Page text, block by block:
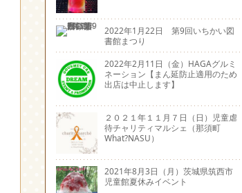
2022年1月22日 第9回いちかい図
書館まつり
2022年2月11日（金）HAGAグルミ
ネーション【まん延防止適用のため
出店は中止します】
２０２１年１１月７日（日）児童虐
待チャリティマルシェ（那須町
What?NASU）
2021年8月3日（月）茨城県筑西市
児童館夏休みイベント